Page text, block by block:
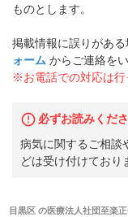
ものとします。
掲載情報に誤りがある
ォーム からご連絡を
※お電話での対応は行
必ずお読みくだ
病気に関するご相談
どは受け付けており
目黒区 の医療法人社団至楽